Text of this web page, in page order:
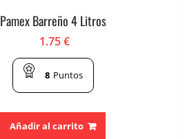
Pamex Barreño 4 Litros
1.75€
8 Puntos
Añadir al carrito